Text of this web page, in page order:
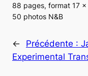
88 pages, format 17
50 photos N&B
← Précédente :
Experimental